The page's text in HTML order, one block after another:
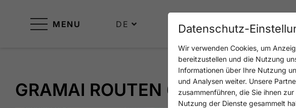
MENU DE
GRAMAI ROUTEN 6-9
Datenschutz-
Wir verwenden Cookies, um
bereitzustellen und die Nutzung
Informationen über Ihre Nutzung
und Analysen weiter. Unsere
zusammenführen, die Sie ihnen
Nutzung der Dienste gesammelt